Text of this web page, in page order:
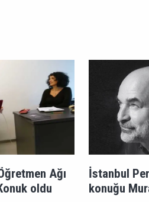
Ağı
oldu
İstanbul
konuğu